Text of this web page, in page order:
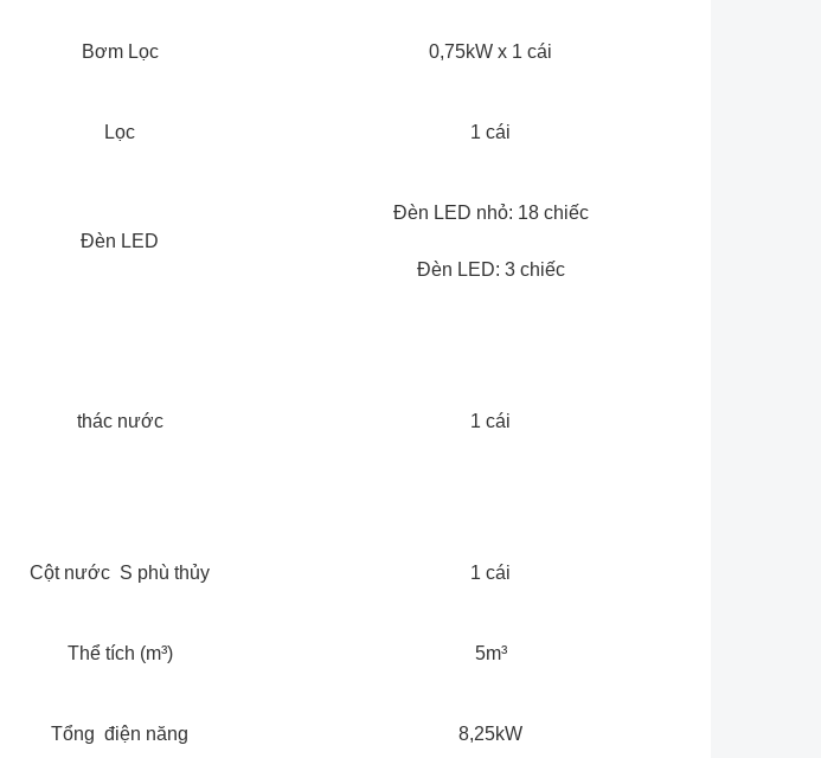
Bơm Lọc 0,75kW x 1 cái
Lọc 1 cái
Đèn LED
Đèn LED nhỏ: 18 chiếc
Đèn LED: 3 chiếc
thác nước 1 cái
Cột nước S phù thủy 1 cái
Thể tích (m³) 5m³
Tổng điện năng 8,25kW